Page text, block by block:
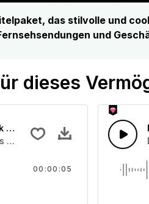
das stilvolle und
und
dieses
up props 01
ist eine Gruppe vom Pick up
00:00:05